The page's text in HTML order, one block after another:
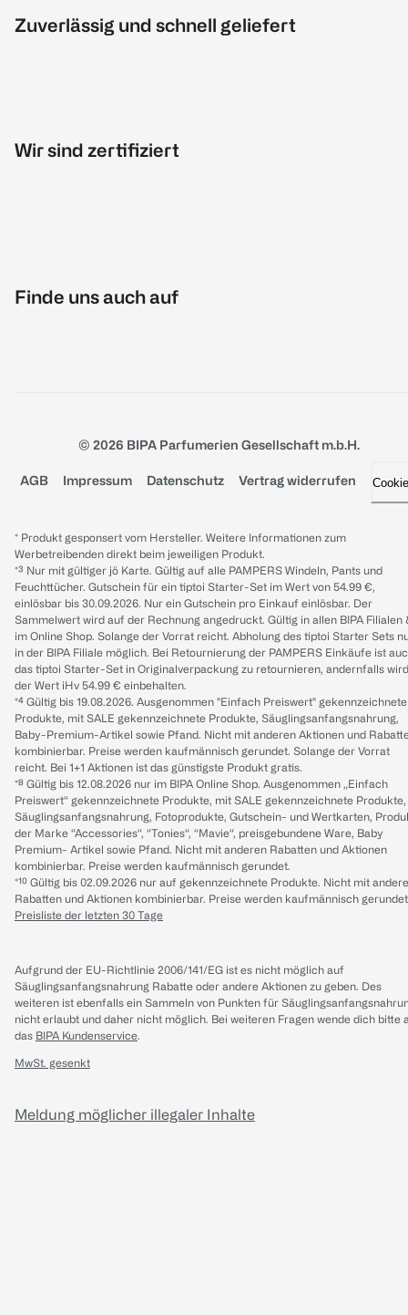
Zuverlässig und schnell geliefert
Wir sind zertifiziert
Finde uns auch auf
© 2026 BIPA Parfumerien Gesellschaft m.b.H.
AGB Impressum Datenschutz Vertrag widerrufen
* Produkt gesponsert vom Hersteller. Weitere Informationen zum
Werbetreibenden direkt beim jeweiligen Produkt.
*³ Nur mit gültiger jö Karte. Gültig auf alle PAMPERS Windeln, Pants und
Feuchttücher. Gutschein für ein tiptoi Starter-Set im Wert von 54.99 €,
einlösbar bis 30.09.2026. Nur ein Gutschein pro Einkauf einlösbar. Der
Sammelwert wird auf der Rechnung angedruckt. Gültig in allen BIPA Filialen
im Online Shop. Solange der Vorrat reicht. Abholung des tiptoi Starter Sets
in der BIPA Filiale möglich. Bei Retournierung der PAMPERS Einkäufe ist
das tiptoi Starter-Set in Originalverpackung zu retournieren, andernfalls wird
der Wert iHv 54.99 € einbehalten.
*⁴ Gültig bis 19.08.2026. Ausgenommen "Einfach Preiswert" gekennzeichnete
Produkte, mit SALE gekennzeichnete Produkte, Säuglingsanfangsnahrung,
Baby-Premium-Artikel sowie Pfand. Nicht mit anderen Aktionen und
kombinierbar. Preise werden kaufmännisch gerundet. Solange der Vorrat
reicht. Bei 1+1 Aktionen ist das günstigste Produkt gratis.
*⁸ Gültig bis 12.08.2026 nur im BIPA Online Shop. Ausgenommen „Einfach
Preiswert“ gekennzeichnete Produkte, mit SALE gekennzeichnete Produkte,
Säuglingsanfangsnahrung, Fotoprodukte, Gutschein- und Wertkarten,
der Marke “Accessories“, “Tonies“, “Mavie“, preisgebundene Ware, Baby
Premium- Artikel sowie Pfand. Nicht mit anderen Rabatten und Aktionen
kombinierbar. Preise werden kaufmännisch gerundet.
*¹⁰ Gültig bis 02.09.2026 nur auf gekennzeichnete Produkte. Nicht mit
Rabatten und Aktionen kombinierbar. Preise werden kaufmännisch
Preisliste der letzten 30 Tage
Aufgrund der EU-Richtlinie 2006/141/EG ist es nicht möglich auf
Säuglingsanfangsnahrung Rabatte oder andere Aktionen zu geben. Des
weiteren ist ebenfalls ein Sammeln von Punkten für
nicht erlaubt und daher nicht möglich. Bei weiteren Fragen wende dich bitte
das BIPA Kundenservice.
MwSt. gesenkt
Meldung möglicher illegaler Inhalte